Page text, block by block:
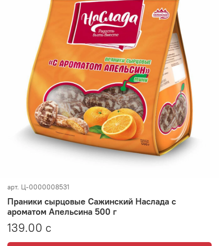
арт. Ц-0000008531
Праники сырцовые Сажинский Наслада с
ароматом Апельсина 500 г
139.00 с